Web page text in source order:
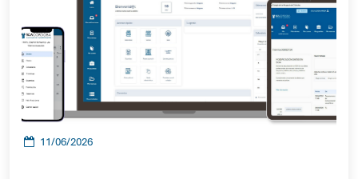
11/06/2026